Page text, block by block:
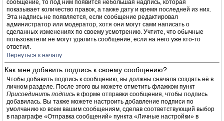
сообщение, то под ним появится небольшая надпись, которая
показывает количество правок, а также дату и время последней из них.
Эта надпись не появляется, если сообщение редактировал
администратор или модератор, хотя они могут сами написать о
сделанных изменениях по своему усмотрению. Учтите, что обычные
пользователи не могут удалить сообщение, если на него уже кто-то
ответил.
Вернуться к началу
Как мне добавить подпись к своему сообщению?
Чтобы добавить подпись к сообщению, вы должны сначала создать её в
личном разделе. После этого вы можете отметить флажком пункт
Присоединить подпись в форме отправки сообщения, чтобы подпись
добавилась. Вы также можете настроить добавление подписи по
умолчанию ко всем вашим сообщениям, сделав соответствующий выбор
в параграфе «Отправка сообщений» пункта «Личные настройки» в